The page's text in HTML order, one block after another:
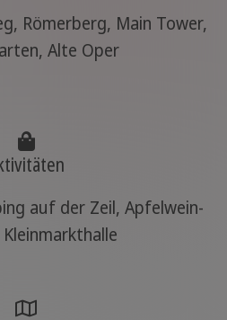
Römerberg, Main Tower,
Alte Oper
auf der Zeil, Apfelwein-
Kleinmarkthalle